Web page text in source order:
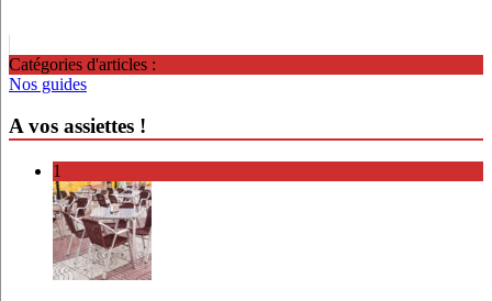
Catégories d'articles :
Nos guides
A vos assiettes !
1